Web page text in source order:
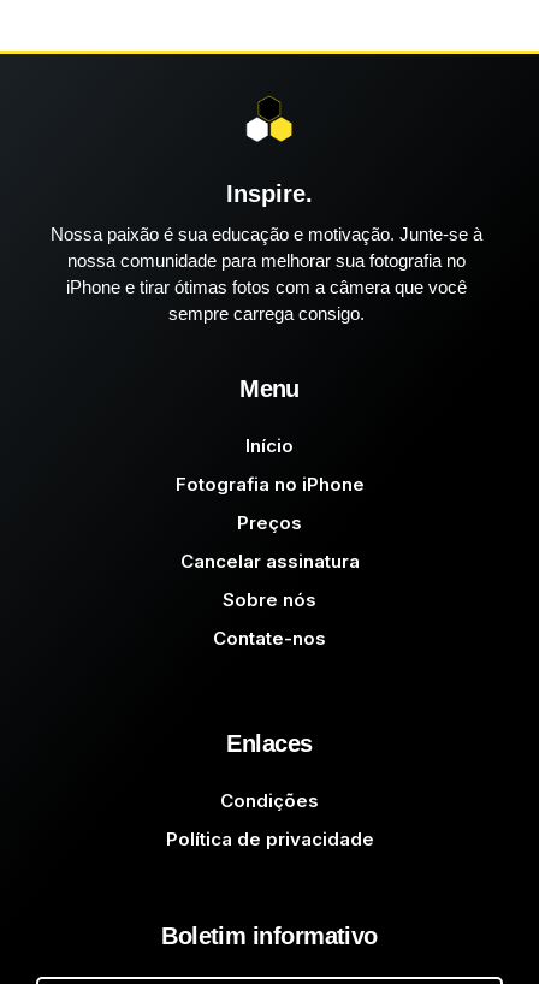
Inspire.
Nossa paixão é sua educação e motivação. Junte-se à
nossa comunidade para melhorar sua fotografia no
iPhone e tirar ótimas fotos com a câmera que você
sempre carrega consigo.
Menu
Início
Fotografia no iPhone
Preços
Cancelar assinatura
Sobre nós
Contate-nos
Enlaces
Condições
Política de privacidade
Boletim informativo